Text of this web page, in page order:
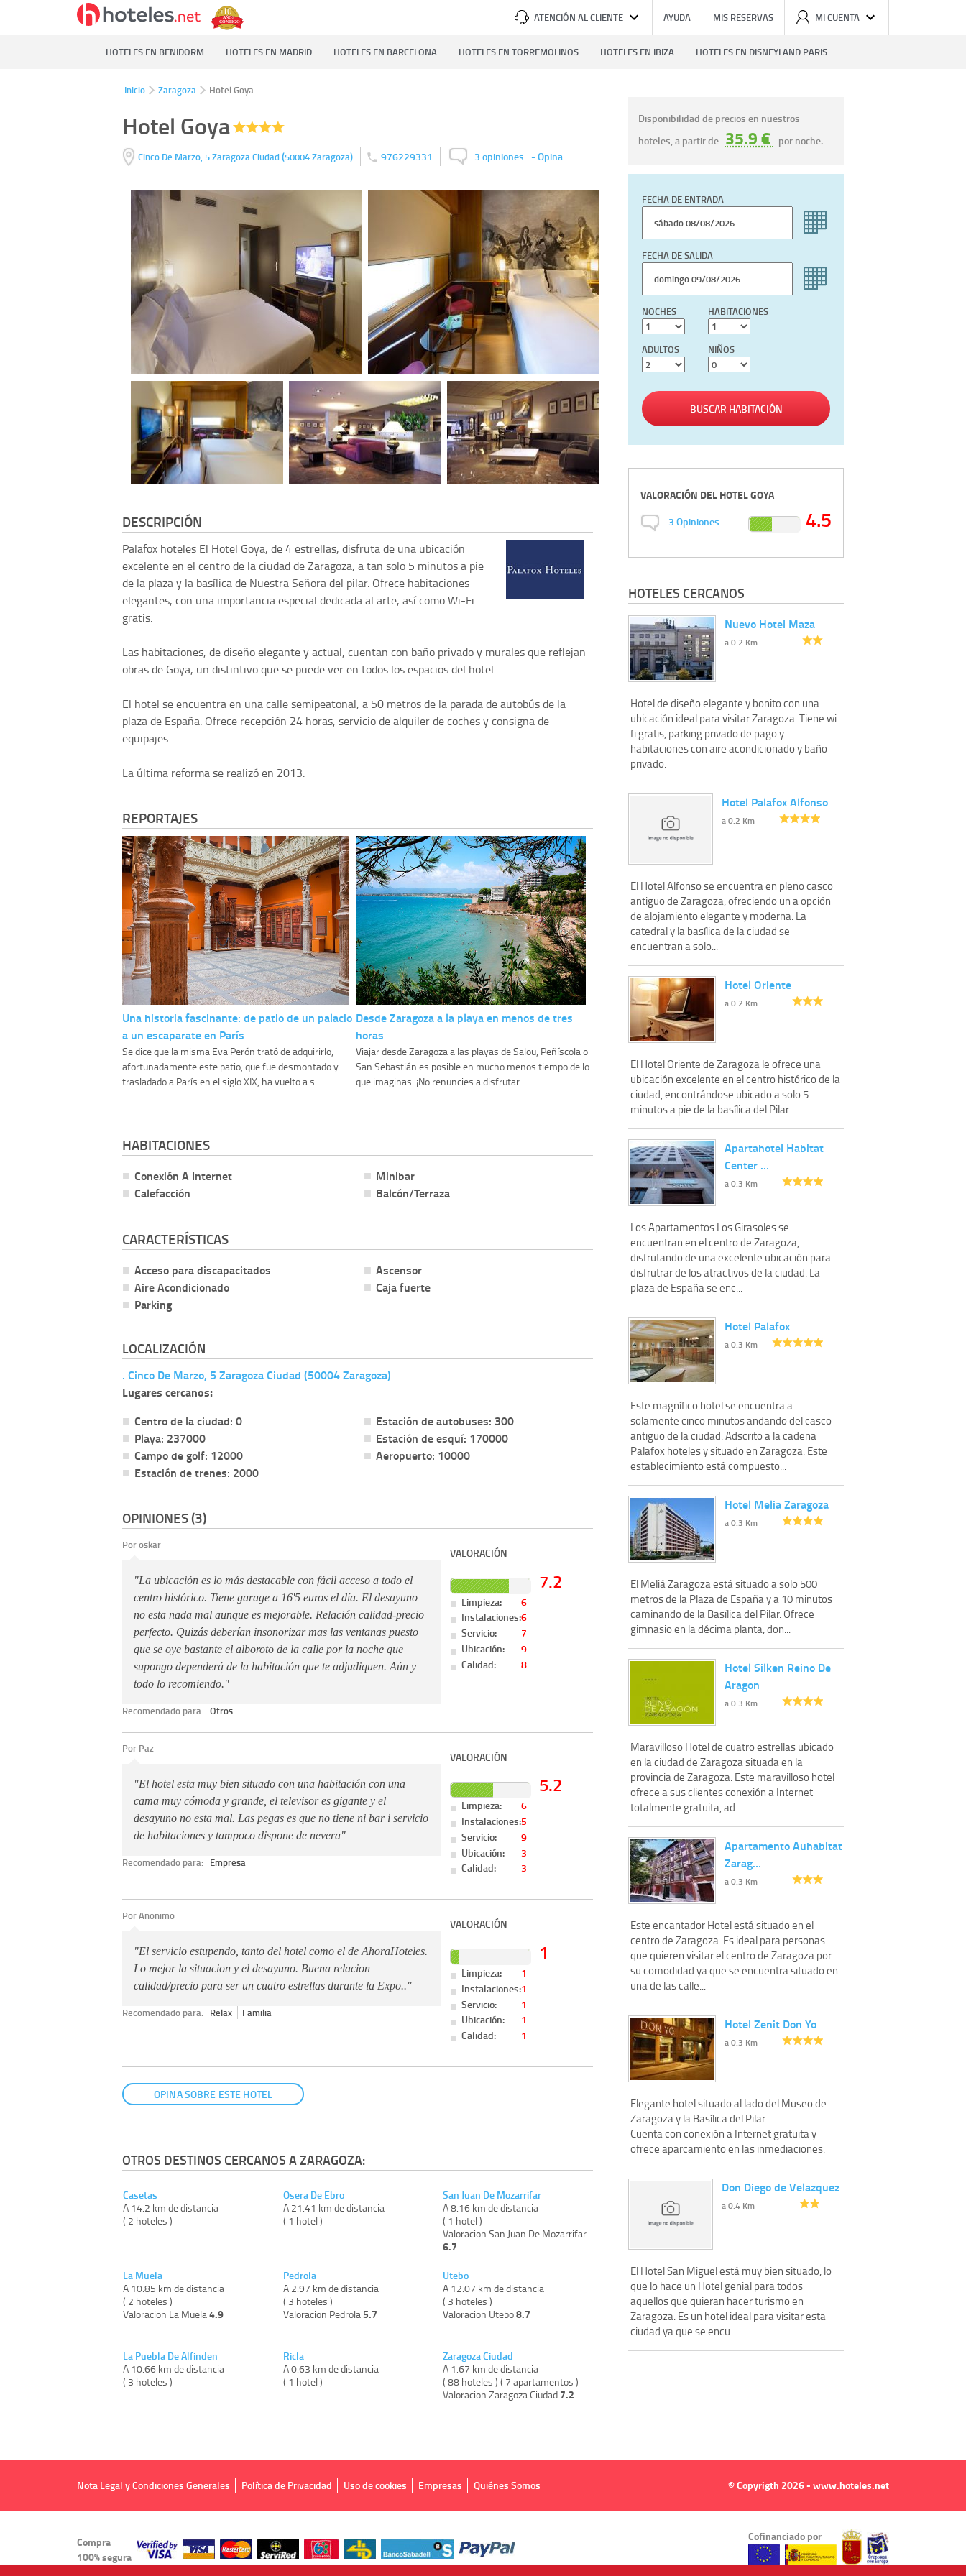
ATENCIÓN AL CLIENTE AYUDA MIS RESERVAS MI CUENTA
HOTELES EN BENIDORM HOTELES EN MADRID HOTELES EN BARCELONA HOTELES EN TORREMOLINOS HOTELES EN IBIZA HOTELES EN DISNEYLAND PARIS
Inicio Zaragoza Hotel Goya
Hotel Goya
Cinco De Marzo, 5Zaragoza Ciudad(50004Zaragoza) 976229331 3 opiniones -Opina
DESCRIPCIÓN
Palafox hoteles El Hotel Goya, de 4 estrellas, disfruta de una ubicación
excelente en el centro de la ciudad de Zaragoza, a tan solo 5 minutos a pie
de la plaza y la basílica de Nuestra Señora del pilar. Ofrece habitaciones
elegantes, con una importancia especial dedicada al arte, así como Wi-Fi
gratis.
Las habitaciones, de diseño elegante y actual, cuentan con baño privado y murales que reflejan
obras de Goya, un distintivo que se puede ver en todos los espacios del hotel.
El hotel se encuentra en una calle semipeatonal, a 50 metros de la parada de autobús de la
plaza de España. Ofrece recepción 24 horas, servicio de alquiler de coches y consigna de
equipajes.
La última reforma se realizó en 2013.
REPORTAJES
Una historia fascinante: de patio de un palacio
a un escaparate en París
Se dice que la misma Eva Perón trató de adquirirlo,
afortunadamente este patio, que fue desmontado y
trasladado a París en el siglo XIX, ha vuelto a s...
Desde Zaragoza a la playa en menos de tres
horas
Viajar desde Zaragoza a las playas de Salou, Peñíscola o
San Sebastián es posible en mucho menos tiempo de lo
que imaginas. ¡No renuncies a disfrutar ...
HABITACIONES
Conexión A Internet
Calefacción
Minibar
Balcón/Terraza
CARACTERÍSTICAS
Acceso para discapacitados
Aire Acondicionado
Parking
Ascensor
Caja fuerte
LOCALIZACIÓN
. Cinco De Marzo, 5 Zaragoza Ciudad (50004 Zaragoza)
Lugares cercanos:
Centro de la ciudad: 0
Playa: 237000
Campo de golf: 12000
Estación de trenes: 2000
Estación de autobuses: 300
Estación de esquí: 170000
Aeropuerto: 10000
OPINIONES (3)
Por oskar
"La ubicación es lo más destacable con fácil acceso a todo el
centro histórico. Tiene garage a 16'5 euros el día. El desayuno
no esta nada mal aunque es mejorable. Relación calidad-precio
perfecto. Quizás deberían insonorizar mas las ventanas puesto
que se oye bastante el alboroto de la calle por la noche que
supongo dependerá de la habitación que te adjudiquen. Aún y
todo lo recomiendo."
Recomendado para: Otros
VALORACIÓN
7.2
Limpieza:
6
Instalaciones:6
Servicio:
7
Ubicación:
9
Calidad:
8
Por Paz
"El hotel esta muy bien situado con una habitación con una
cama muy cómoda y grande, el televisor es gigante y el
desayuno no esta mal. Las pegas es que no tiene ni bar i servicio
de habitaciones y tampoco dispone de nevera"
Recomendado para: Empresa
VALORACIÓN
5.2
Limpieza:
6
Instalaciones:5
Servicio:
9
Ubicación:
3
Calidad:
3
Por Anonimo
"El servicio estupendo, tanto del hotel como el de AhoraHoteles.
Lo mejor la situacion y el desayuno. Buena relacion
calidad/precio para ser un cuatro estrellas durante la Expo.."
Recomendado para: Relax Familia
VALORACIÓN
1
Limpieza:
1
Instalaciones:1
Servicio:
1
Ubicación:
1
Calidad:
1
OPINA SOBRE ESTE HOTEL
OTROS DESTINOS CERCANOS A ZARAGOZA:
Casetas
A 14.2 km de distancia
( 2 hoteles )
La Muela
A 10.85 km de distancia
( 2 hoteles )
Valoracion La Muela4.9
La Puebla De Alfinden
A 10.66 km de distancia
( 3 hoteles )
Osera De Ebro
A 21.41 km de distancia
( 1 hotel )
Pedrola
A 2.97 km de distancia
( 3 hoteles )
Valoracion Pedrola5.7
Ricla
A 0.63 km de distancia
( 1 hotel )
San Juan De Mozarrifar
A 8.16 km de distancia
( 1 hotel )
Valoracion San Juan De Mozarrifar
6.7
Utebo
A 12.07 km de distancia
( 3 hoteles )
Valoracion Utebo8.7
Zaragoza Ciudad
A 1.67 km de distancia
( 88 hoteles ) ( 7 apartamentos )
Valoracion Zaragoza Ciudad 7.2
Disponibilidad de precios en nuestros
hoteles, a partir de 35.9 € por noche.
FECHA DE ENTRADA
FECHA DE SALIDA
NOCHES HABITACIONES
ADULTOS NIÑOS
BUSCAR HABITACIÓN
VALORACIÓN DELHOTEL GOYA
3Opiniones 4.5
HOTELES CERCANOS
Nuevo Hotel Maza
a 0.2 Km
Hotel de diseño elegante y bonito con una
ubicación ideal para visitar Zaragoza. Tiene wi-
fi gratis, parking privado de pago y
habitaciones con aire acondicionado y baño
privado.
Hotel Palafox Alfonso
a 0.2 Km
El Hotel Alfonso se encuentra en pleno casco
antiguo de Zaragoza, ofreciendo un a opción
de alojamiento elegante y moderna. La
catedral y la basílica de la ciudad se
encuentran a solo...
Hotel Oriente
a 0.2 Km
El Hotel Oriente de Zaragoza le ofrece una
ubicación excelente en el centro histórico de la
ciudad, encontrándose ubicado a solo 5
minutos a pie de la basílica del Pilar...
Apartahotel Habitat
Center …
a 0.3 Km
Los Apartamentos Los Girasoles se
encuentran en el centro de Zaragoza,
disfrutando de una excelente ubicación para
disfrutrar de los atractivos de la ciudad. La
plaza de España se enc...
Hotel Palafox
a 0.3 Km
Este magnífico hotel se encuentra a
solamente cinco minutos andando del casco
antiguo de la ciudad. Adscrito a la cadena
Palafox hoteles y situado en Zaragoza. Este
establecimiento está compuesto...
Hotel Melia Zaragoza
a 0.3 Km
El Meliá Zaragoza está situado a solo 500
metros de la Plaza de España y a 10 minutos
caminando de la Basílica del Pilar. Ofrece
gimnasio en la décima planta, don...
Hotel Silken Reino De
Aragon
a 0.3 Km
Maravilloso Hotel de cuatro estrellas ubicado
en la ciudad de Zaragoza situada en la
provincia de Zaragoza. Este maravilloso hotel
ofrece a sus clientes conexión a Internet
totalmente gratuita, ad...
Apartamento Auhabitat
Zarag…
a 0.3 Km
Este encantador Hotel está situado en el
centro de Zaragoza. Es ideal para personas
que quieren visitar el centro de Zaragoza por
su comodidad ya que se encuentra situado en
una de las calle...
Hotel Zenit Don Yo
a 0.3 Km
Elegante hotel situado al lado del Museo de
Zaragoza y la Basílica del Pilar.
Cuenta con conexión a Internet gratuita y
ofrece aparcamiento en las inmediaciones.
Don Diego de Velazquez
a 0.4 Km
El Hotel San Miguel está muy bien situado, lo
que lo hace un Hotel genial para todos
aquellos que quieran hacer turismo en
Zaragoza. Es un hotel ideal para visitar esta
ciudad ya que se encu...
Nota Legal y Condiciones Generales Política de Privacidad Uso de cookies Empresas Quiénes Somos © Copyrigth 2026 - www.hoteles.net
Compra
100% segura
Cofinanciado por